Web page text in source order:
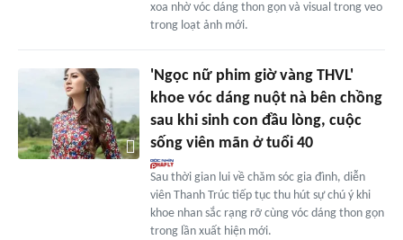
xoa nhờ vóc dáng thon gọn và visual trong veo
trong loạt ảnh mới.
'Ngọc nữ phim giờ vàng THVL'
khoe vóc dáng nuột nà bên chồng
sau khi sinh con đầu lòng, cuộc
sống viên mãn ở tuổi 40
Sau thời gian lui về chăm sóc gia đình, diễn
viên Thanh Trúc tiếp tục thu hút sự chú ý khi
khoe nhan sắc rạng rỡ cùng vóc dáng thon gọn
trong lần xuất hiện mới.